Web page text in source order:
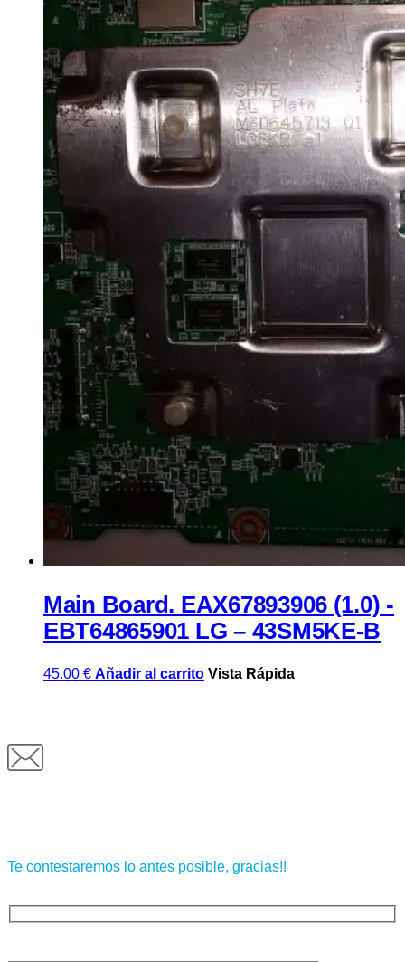
Main Board. EAX67893906 (1.0) -
EBT64865901 LG – 43SM5KE-B
45.00 € Añadir al carrito Vista Rápida
Te contestaremos lo antes posible, gracias!!